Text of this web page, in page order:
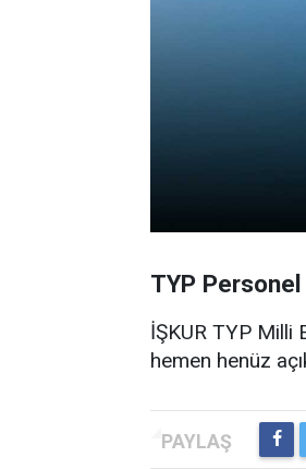
TYP Personel
İŞKUR TYP Milli
hemen henüz